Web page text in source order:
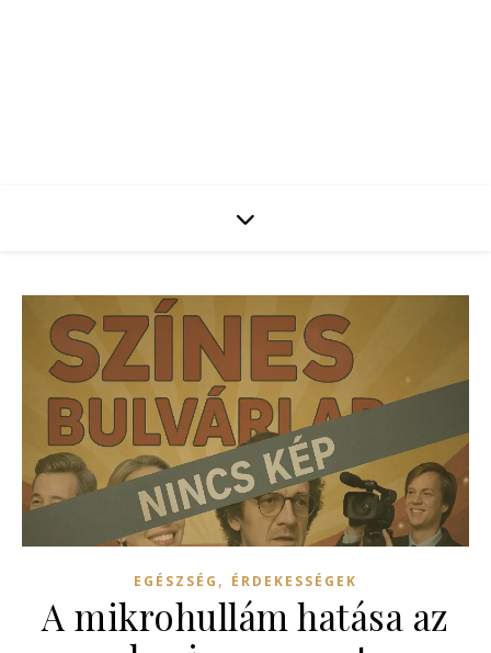
EGÉSZSÉG , ÉRDEKESSÉGEK
A mikrohullám hatása az